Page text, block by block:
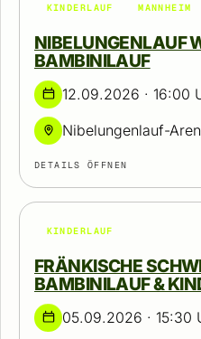
KINDERLAUF MANNHEIM
NIBELUNGENLAUF
BAMBINILAUF
12.09.2026 · 16:00
Nibelungenlauf-
DETAILS ÖFFNEN
KINDERLAUF
FRÄNKISCHE
BAMBINILAUF &
05.09.2026 · 15:30